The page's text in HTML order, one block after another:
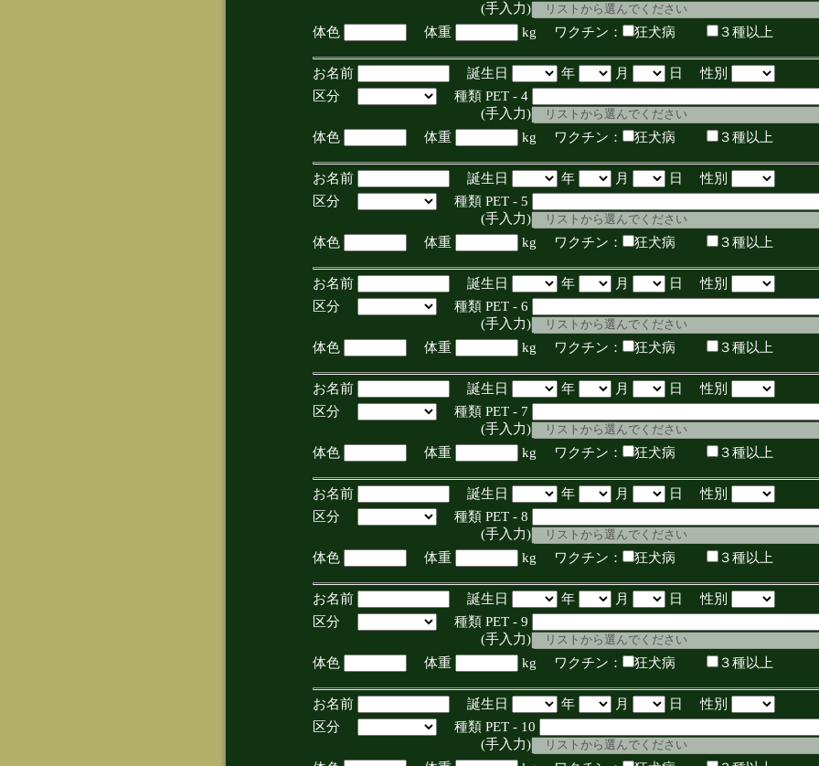
(手入力)
体色
体重 kg ワクチン： 狂犬病 ３種以上
お名前 誕生日 年 月
日 性別
区分
種類 PET - 4
(手入力)
体色
体重 kg ワクチン： 狂犬病 ３種以上
お名前 誕生日 年 月
日 性別
区分
種類 PET - 5
(手入力)
体色
体重 kg ワクチン： 狂犬病 ３種以上
お名前 誕生日 年 月
日 性別
区分
種類 PET - 6
(手入力)
体色
体重 kg ワクチン： 狂犬病 ３種以上
お名前 誕生日 年 月
日 性別
区分
種類 PET - 7
(手入力)
体色
体重 kg ワクチン： 狂犬病 ３種以上
お名前 誕生日 年 月
日 性別
区分
種類 PET - 8
(手入力)
体色
体重 kg ワクチン： 狂犬病 ３種以上
お名前 誕生日 年 月
日 性別
区分
種類 PET - 9
(手入力)
体色
体重 kg ワクチン： 狂犬病 ３種以上
お名前 誕生日 年 月
日 性別
区分
種類 PET - 10
(手入力)